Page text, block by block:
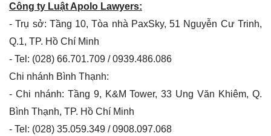
Công ty Luật Apolo Lawyers:
- Trụ sở: Tầng 10, Tòa nhà PaxSky, 51 Nguyễn Cư Trinh,
Q.1, TP. Hồ Chí Minh
- Tel: (028) 66.701.709 / 0939.486.086
Chi nhánh Bình Thạnh:
- Chi nhánh: Tầng 9, K&M Tower, 33 Ung Văn Khiêm, Q.
Bình Thạnh, TP. Hồ Chí Minh
- Tel: (028) 35.059.349 / 0908.097.068